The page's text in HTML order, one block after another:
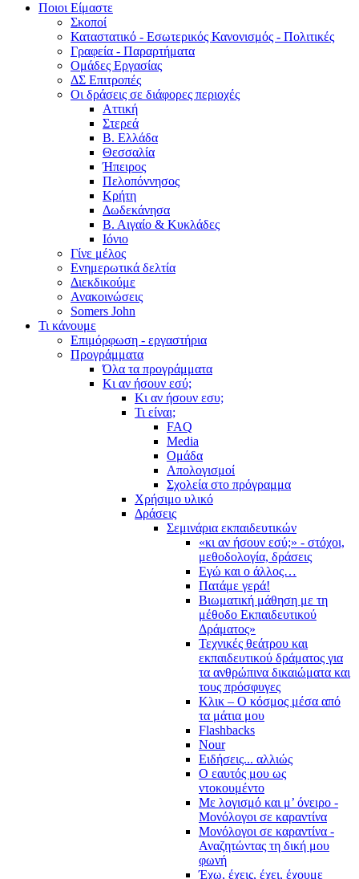
Ποιοι Είμαστε
Σκοποί
Καταστατικό - Εσωτερικός Κανονισμός - Πολιτικές
Γραφεία - Παραρτήματα
Ομάδες Εργασίας
ΔΣ Επιτροπές
Οι δράσεις σε διάφορες περιοχές
Αττική
Στερεά
Β. Ελλάδα
Θεσσαλία
Ήπειρος
Πελοπόννησος
Κρήτη
Δωδεκάνησα
Β. Αιγαίο & Κυκλάδες
Ιόνιο
Γίνε μέλος
Ενημερωτικά δελτία
Διεκδικούμε
Ανακοινώσεις
Somers John
Τι κάνουμε
Επιμόρφωση - εργαστήρια
Προγράμματα
Όλα τα προγράμματα
Κι αν ήσουν εσύ;
Κι αν ήσουν εσυ;
Τι είναι;
FAQ
Media
Ομάδα
Απολογισμοί
Σχολεία στο πρόγραμμα
Χρήσιμο υλικό
Δράσεις
Σεμινάρια εκπαιδευτικών
«κι αν ήσουν εσύ;» - στόχοι,
μεθοδολογία, δράσεις
Εγώ και ο άλλος…
Πατάμε γερά!
Βιωματική μάθηση με τη
μέθοδο Εκπαιδευτικού
Δράματος»
Τεχνικές θεάτρου και
εκπαιδευτικού δράματος για
τα ανθρώπινα δικαιώματα και
τους πρόσφυγες
Κλικ – Ο κόσμος μέσα από
τα μάτια μου
Flashbacks
Nour
Ειδήσεις... αλλιώς
Ο εαυτός μου ως
ντοκουμέντο
Με λογισμό και μ’ όνειρο -
Μονόλογοι σε καραντίνα
Μονόλογοι σε καραντίνα -
Αναζητώντας τη δική μου
φωνή
Έχω, έχεις, έχει, έχουμε